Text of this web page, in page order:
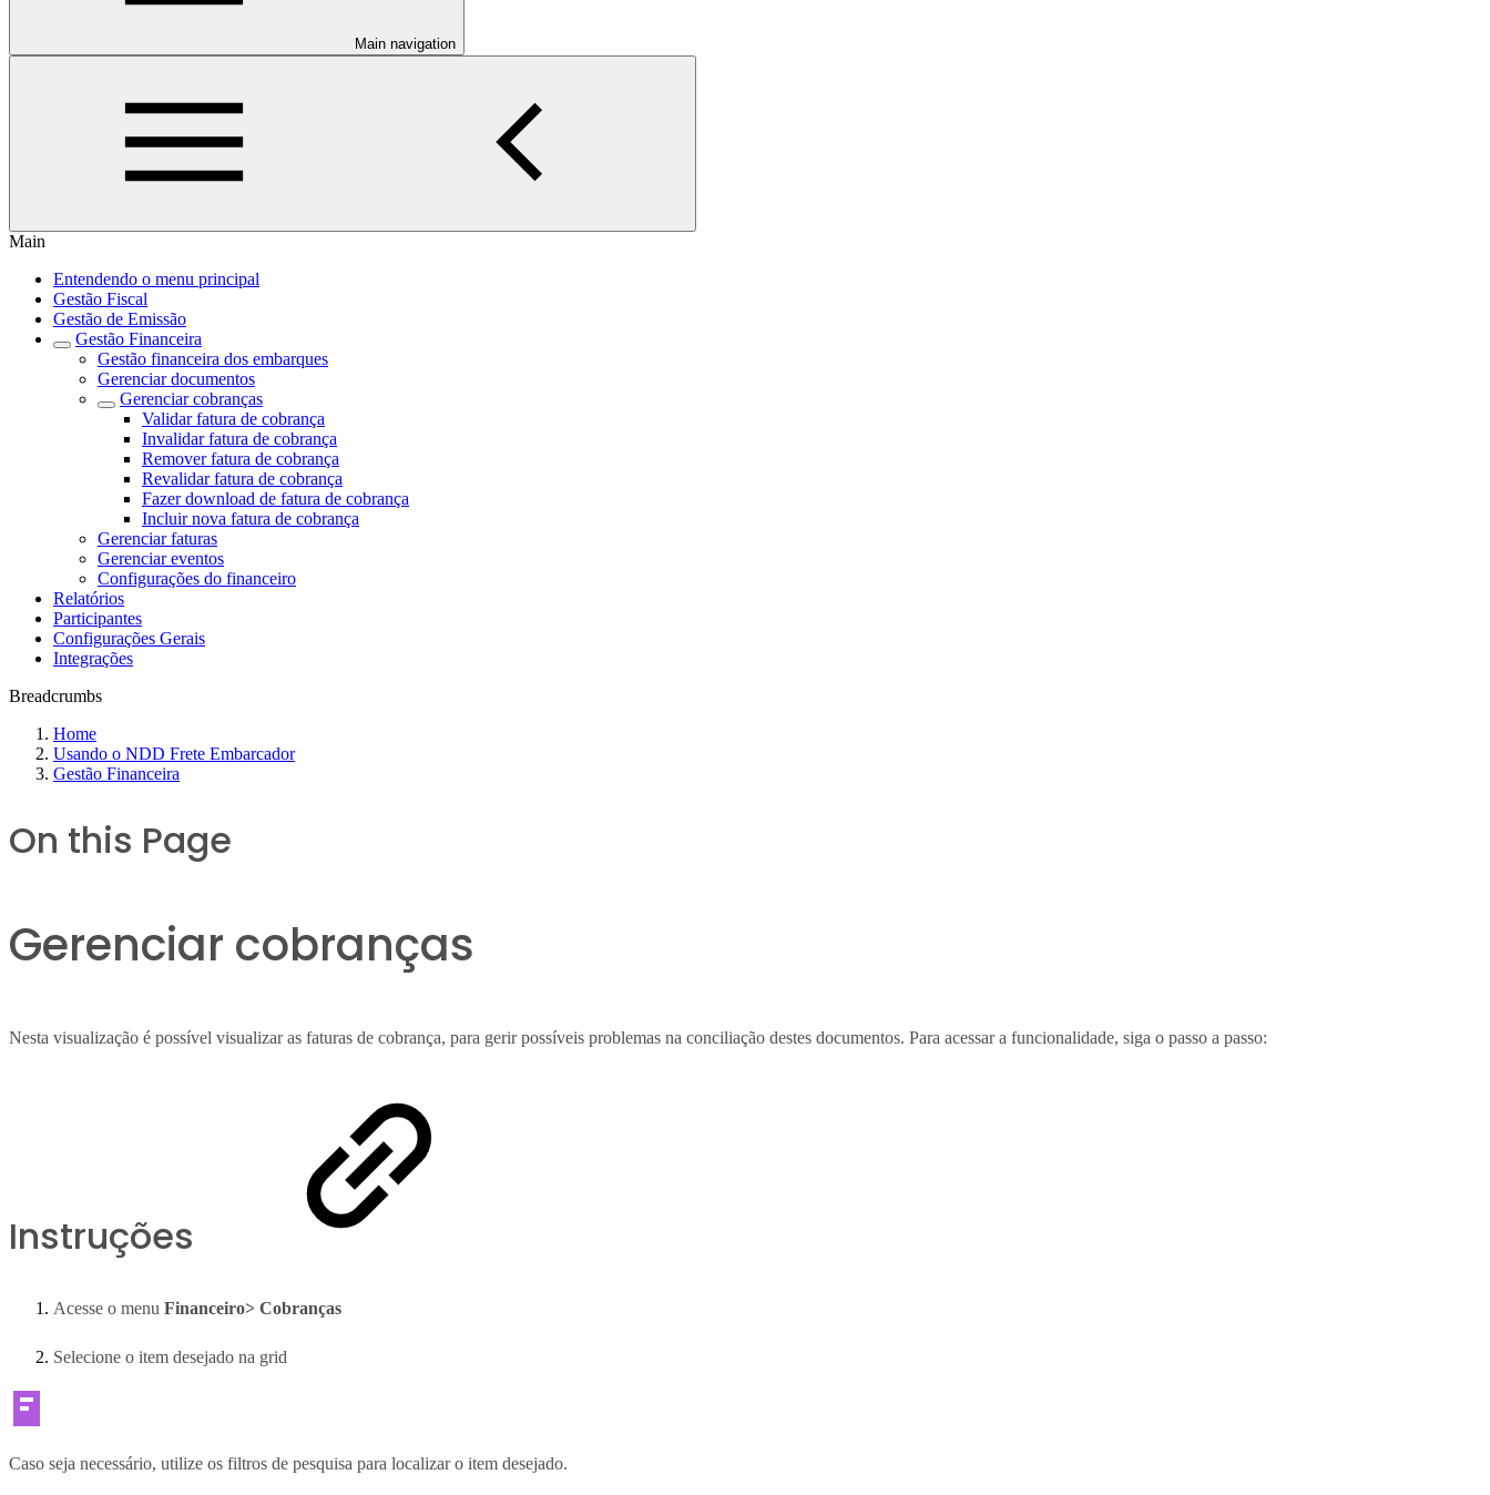
Main navigation
Main
Entendendo o menu principal
Gestão Fiscal
Gestão de Emissão
Gestão Financeira
Gestão financeira dos embarques
Gerenciar documentos
Gerenciar cobranças
Validar fatura de cobrança
Invalidar fatura de cobrança
Remover fatura de cobrança
Revalidar fatura de cobrança
Fazer download de fatura de cobrança
Incluir nova fatura de cobrança
Gerenciar faturas
Gerenciar eventos
Configurações do financeiro
Relatórios
Participantes
Configurações Gerais
Integrações
Breadcrumbs
Home
Usando o NDD Frete Embarcador
Gestão Financeira
On this Page
Gerenciar cobranças
Nesta visualização é possível visualizar as faturas de cobrança, para gerir possíveis problemas na conciliação destes documentos. Para acessar a funcionalidade, siga o passo a passo:
Instruções
Acesse o menu Financeiro> Cobranças
Selecione o item desejado na grid
Caso seja necessário, utilize os filtros de pesquisa para localizar o item desejado.